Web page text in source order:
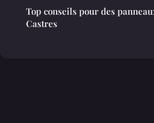
Top conseils pour des
Castres